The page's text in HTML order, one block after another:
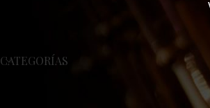
CATEGORÍAS